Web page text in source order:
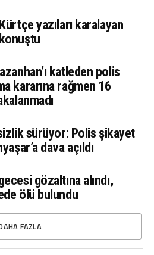
yazıları karalayan
katleden polis
kararına rağmen 16
sürüyor: Polis şikayet
dava açıldı
gözaltına alındı,
ölü bulundu
FAZLA